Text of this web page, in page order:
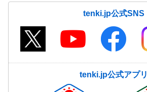
tenki.jp公式SNS
tenki.jp公式アプリ